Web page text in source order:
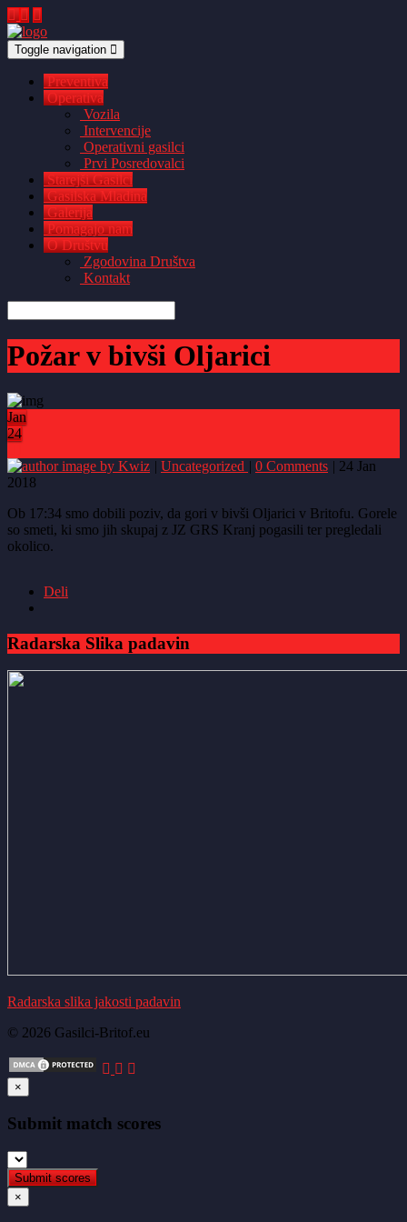
Toggle navigation
Preventiva
Operativa
Vozila
Intervencije
Operativni gasilci
Prvi Posredovalci
Starejši Gasilci
Gasilska Mladina
Galerija
Pomagajo nam
O Društvu
Zgodovina Društva
Kontakt
Požar v bivši Oljarici
Jan
24
by Kwiz | Uncategorized | 0 Comments | 24 Jan
2018
Ob 17:34 smo dobili poziv, da gori v bivši Oljarici v Britofu. Gorele
so smeti, ki smo jih skupaj z JZ GRS Kranj pogasili ter pregledali
okolico.
Deli
Radarska Slika padavin
Radarska slika jakosti padavin
© 2026 Gasilci-Britof.eu
×
Submit match scores
×